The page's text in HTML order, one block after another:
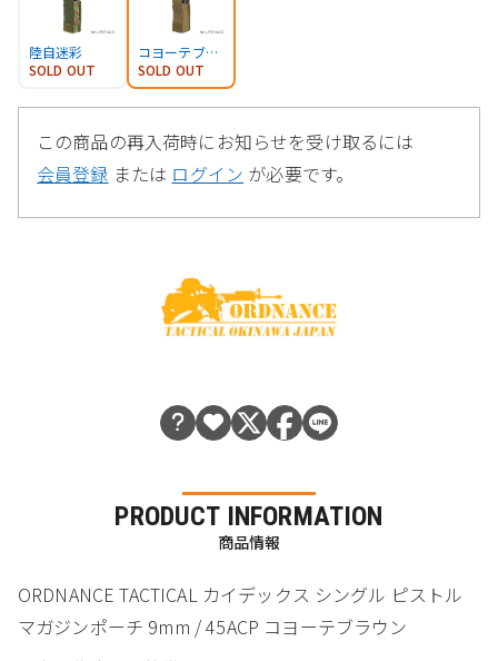
陸自迷彩
SOLD OUT
コヨーテブラウン
SOLD OUT
この商品の再入荷時にお知らせを受け取るには
会員登録 または ログイン が必要です。
PRODUCT INFORMATION
商品情報
ORDNANCE TACTICAL カイデックス シングル ピストル
マガジンポーチ 9mm / 45ACP コヨーテブラウン